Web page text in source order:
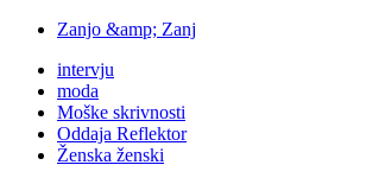
Zanjo &amp; Zanj
intervju
moda
Moške skrivnosti
Oddaja Reflektor
Ženska ženski